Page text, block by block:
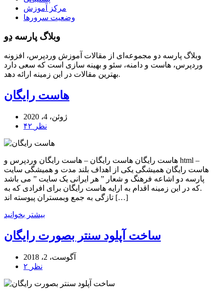
مرکز آموزش
وضعیت سرورها
وبلاگ پارسه دِو
وبلاگ پارسه دو مجموعه‌ای از مقالات آموزش وردپرس، افزونه
وردپرس، هاست و دامنه، سئو و بهینه سازی است که سعی دارد
بهترین مقالات در این زمینه ارائه دهد.
هاست رایگان
ژوئن، 4، 2020
۴۲ نظر
هاست رایگان هاست رایگان – هاست رایگان وردپرس و html –
هاست رایگان همیشگی یکی از اهداف بلند مدت و همیشگی سایت
پارسه دو اشاعه فرهنگ و شعار ” هر ایرانی یک سایت ” می باشد
.که در این زمینه اقدام به ارایه هاست رایگان برای افرادی که به
تازگی به جمع وبمستران پیوسته اند […]
بیشتر بخوانید
ساخت آپلود سنتر بصورت رایگان
آگوست، 2، 2018
۲ نظر